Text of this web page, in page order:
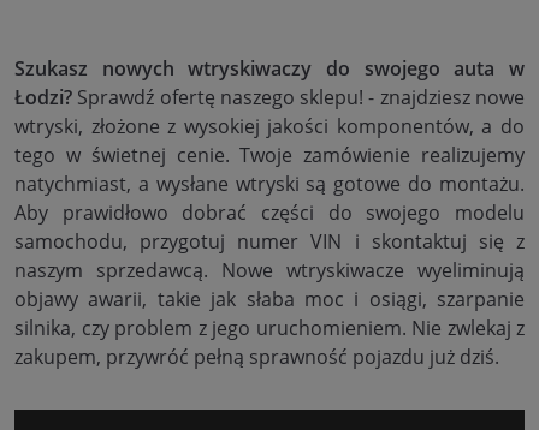
Szukasz nowych wtryskiwaczy do swojego auta w
Łodzi? Sprawdź ofertę naszego sklepu! - znajdziesz nowe
wtryski, złożone z wysokiej jakości komponentów, a do
tego w świetnej cenie. Twoje zamówienie realizujemy
natychmiast, a wysłane wtryski są gotowe do montażu.
Aby prawidłowo dobrać części do swojego modelu
samochodu, przygotuj numer VIN i skontaktuj się z
naszym sprzedawcą. Nowe wtryskiwacze wyeliminują
objawy awarii, takie jak słaba moc i osiągi, szarpanie
silnika, czy problem z jego uruchomieniem. Nie zwlekaj z
zakupem, przywróć pełną sprawność pojazdu już dziś.